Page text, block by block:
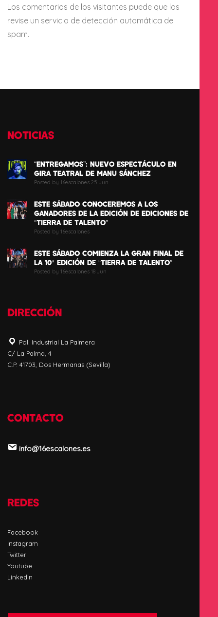
Los comentarios de los visitantes puede que los
revise un servicio de detección automática de
spam.
NOTICIAS
“ENTREGAMOS”: NUEVO ESPECTÁCULO EN
GIRA TEATRAL DE MANU SÁNCHEZ
Posted by 16escalones 25 Jun
ESTE SÁBADO CONOCEREMOS A LOS
GANADORES DE LA EDICIÓN DE EDICIONES DE
“TIERRA DE TALENTO”
Posted by 16escalones
ESTE SÁBADO COMIENZA LA GRAN FINAL DE
LA 10ª EDICIÓN DE “TIERRA DE TALENTO”
Posted by 16escalones 18 Jun
DIRECCIÓN
Pol. Industrial La Palmera
C/ La Palma, 4
C.P. 41703, Dos Hermanas (Sevilla)
CONTACTO
info@16escalones.es
REDES
Facebook
Instagram
Twitter
Youtube
Linkedin